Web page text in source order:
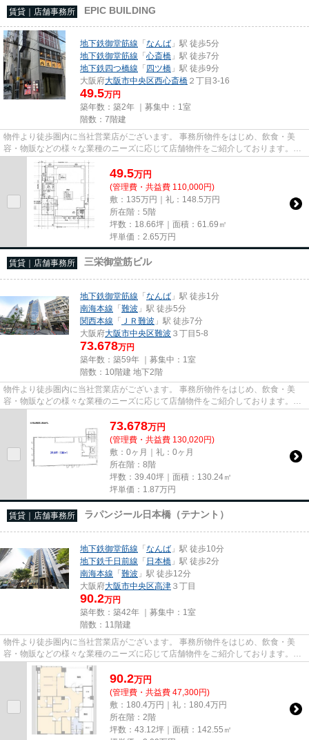
賃貸｜店舗事務所 EPIC BUILDING
地下鉄御堂筋線 「なんば 」駅 徒歩5分
地下鉄御堂筋線 「心斎橋 」駅 徒歩7分
地下鉄四つ橋線 「四ツ橋 」駅 徒歩9分
大阪府大阪市中央区西心斎橋 ２丁目3-16
49.5万円
築年数：築2年 ｜募集中： 1室
階数：7階建
物件より徒歩圏内に当社営業店がございます。 事務所物件をはじめ、飲食・美
容・物販などの様々な業種のニーズに応じて店舗物件をご紹介しております。
尚、弊社ではおとり広告は一切...
49.5万円
(管理費・共益費 110,000円)
敷：135万円｜礼：148.5万円
所在階：5階
坪数：18.66坪｜面積：61.69㎡
坪単価： 2.65万円
賃貸｜店舗事務所 三栄御堂筋ビル
地下鉄御堂筋線 「なんば 」駅 徒歩1分
南海本線 「難波 」駅 徒歩5分
関西本線 「 ＪＲ難波 」駅 徒歩7分
大阪府大阪市中央区難波 ３丁目5-8
73.678万円
築年数：築59年 ｜募集中： 1室
階数：10階建 地下2階
物件より徒歩圏内に当社営業店がございます。 事務所物件をはじめ、飲食・美
容・物販などの様々な業種のニーズに応じて店舗物件をご紹介しております。
尚、弊社ではおとり広告は一切...
73.678万円
(管理費・共益費 130,020円)
敷：0ヶ月｜礼：0ヶ月
所在階：8階
坪数：39.40坪｜面積：130.24㎡
坪単価： 1.87万円
賃貸｜店舗事務所 ラパンジール日本橋（テナント）
地下鉄御堂筋線 「なんば 」駅 徒歩10分
地下鉄千日前線 「 日本橋 」駅 徒歩2分
南海本線 「難波 」駅 徒歩12分
大阪府大阪市中央区高津 ３丁目
90.2万円
築年数：築42年 ｜募集中： 1室
階数：11階建
物件より徒歩圏内に当社営業店がございます。 事務所物件をはじめ、飲食・美
容・物販などの様々な業種のニーズに応じて店舗物件をご紹介しております。
尚、弊社ではおとり広告は一切...
90.2万円
(管理費・共益費 47,300円)
敷：180.4万円｜礼：180.4万円
所在階：2階
坪数：43.12坪｜面積：142.55㎡